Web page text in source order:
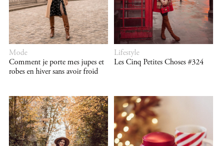
Mode
Comment je porte mes jupes et
robes en hiver sans avoir froid
Lifestyle
Les Cinq Petites Choses #324